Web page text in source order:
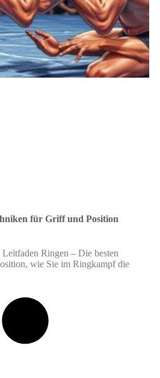
für Griff und Position
Ringen – Die besten
wie Sie im Ringkampf die